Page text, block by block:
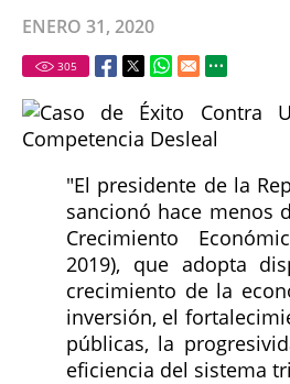
ENERO 31, 2020
305
"El presidente de la
sancionó hace menos
Crecimiento
2019), que adopta
crecimiento de la
inversión, el
públicas, la
eficiencia del sistema